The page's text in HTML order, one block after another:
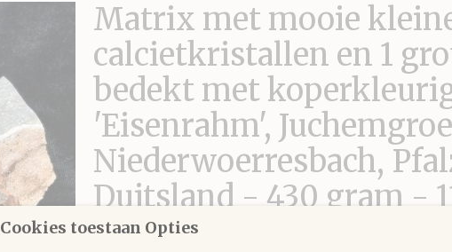
Matrix met mooie
calcietkristallen en 1
bedekt met
'Eisenrahm',
Niederwoerresbach,
Duitsland - 430 gram -
4,5 cm.
Cookies toestaan Opties